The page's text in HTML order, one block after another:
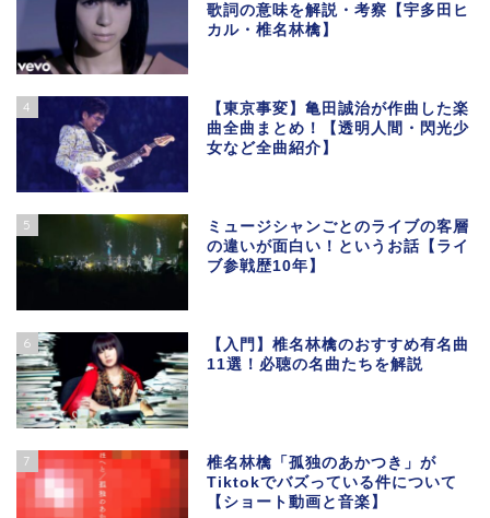
歌詞の意味を解説・考察【宇多田ヒ
カル・椎名林檎】
4
【東京事変】亀田誠治が作曲した楽
曲全曲まとめ！【透明人間・閃光少
女など全曲紹介】
5
ミュージシャンごとのライブの客層
の違いが面白い！というお話【ライ
ブ参戦歴10年】
6
【入門】椎名林檎のおすすめ有名曲
11選！必聴の名曲たちを解説
7
椎名林檎「孤独のあかつき」が
Tiktokでバズっている件について
【ショート動画と音楽】